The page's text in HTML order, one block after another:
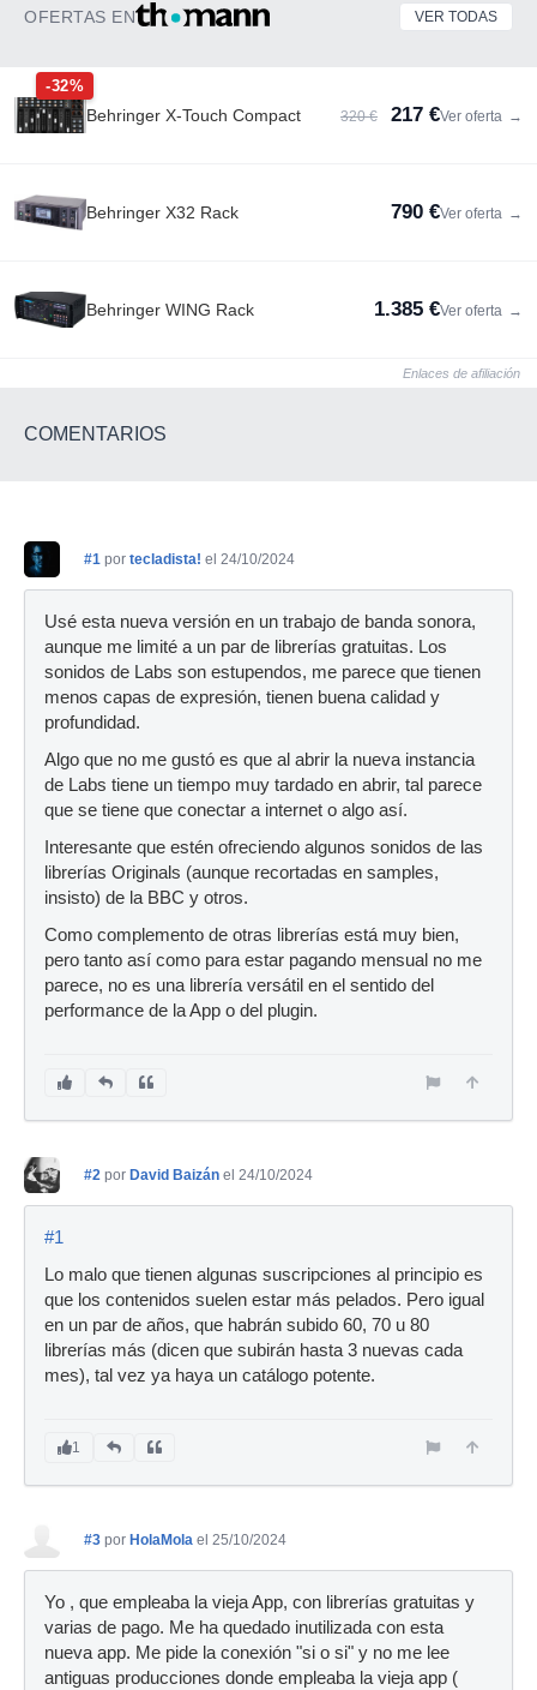
OFERTAS EN VER TODAS
-32%
Behringer X-Touch Compact 320 € 217 €Ver oferta →
Behringer X32 Rack 790 €Ver oferta →
Behringer WING Rack 1.385 €Ver oferta →
Enlaces de afiliación
COMENTARIOS
#1 por tecladista! el 24/10/2024
Usé esta nueva versión en un trabajo de banda sonora,
aunque me limité a un par de librerías gratuitas. Los
sonidos de Labs son estupendos, me parece que tienen
menos capas de expresión, tienen buena calidad y
profundidad.
Algo que no me gustó es que al abrir la nueva instancia
de Labs tiene un tiempo muy tardado en abrir, tal parece
que se tiene que conectar a internet o algo así.
Interesante que estén ofreciendo algunos sonidos de las
librerías Originals (aunque recortadas en samples,
insisto) de la BBC y otros.
Como complemento de otras librerías está muy bien,
pero tanto así como para estar pagando mensual no me
parece, no es una librería versátil en el sentido del
performance de la App o del plugin.
#2 por David Baizán el 24/10/2024
#1
Lo malo que tienen algunas suscripciones al principio es
que los contenidos suelen estar más pelados. Pero igual
en un par de años, que habrán subido 60, 70 u 80
librerías más (dicen que subirán hasta 3 nuevas cada
mes), tal vez ya haya un catálogo potente.
1
#3 por HolaMola el 25/10/2024
Yo , que empleaba la vieja App, con librerías gratuitas y
varias de pago. Me ha quedado inutilizada con esta
nueva app. Me pide la conexión "si o si" y no me lee
antiguas producciones donde empleaba la vieja app (